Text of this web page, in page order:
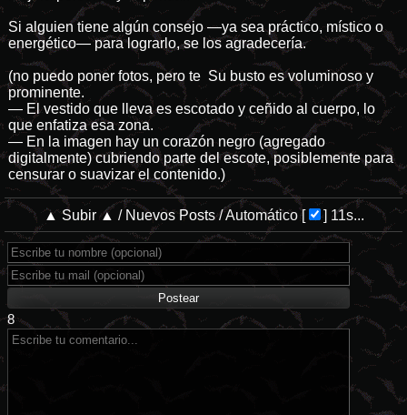
Si alguien tiene algún consejo —ya sea práctico, místico o
energético— para lograrlo, se los agradecería.
(no puedo poner fotos, pero te Su busto es voluminoso y
prominente.
— El vestido que lleva es escotado y ceñido al cuerpo, lo
que enfatiza esa zona.
— En la imagen hay un corazón negro (agregado
digitalmente) cubriendo parte del escote, posiblemente para
censurar o suavizar el contenido.)
▲ Subir ▲ / Nuevos Posts/Automático[ ] 11s...
8